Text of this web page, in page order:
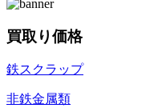
買取り価格
鉄スクラップ
非鉄金属類